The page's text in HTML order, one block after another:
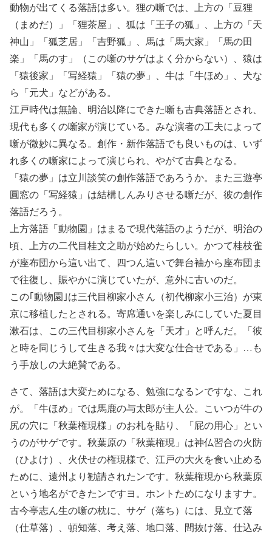
動物が出てくる落語は多い。狸の噺では、上方の「豆狸
（まめだ）」「狸茶屋」、狐は「王子の狐」、上方の「天
神山」「狐芝居」「吉野狐」、馬は「馬大家」「馬の田
楽」「馬のす」（この噺のサゲはよく分からない）、猿は
「猿後家」「写経猿」「猿の夢」、牛は「牛ほめ」、犬な
ら「元犬」などがある。
江戸時代は無論、明治以降にできた噺も古典落語とされ、
現代も多くの噺家が演じている。みな演者の工夫によって
噺が微妙に異なる。創作・新作落語でも良いものは、いず
れ多くの噺家によって演じられ、やがて古典となる。
「猿の夢」は立川談笑の創作落語であろうか。また三遊亭
圓窓の「写経猿」は結構しんみりさせる噺だが、彼の創作
落語だろう。
上方落語「動物園」はまるで現代落語のようだが、明治の
頃、上方の二代目桂文之助が始めたらしい。かつて桂枝雀
が座布団から這い出て、四つん這いで舞台袖から座布団ま
で往復し、賑やかに演じていたが、意外に古いのだ。
この｢動物園｣は三代目柳家小さん（初代柳家小三治）が東
京に移植したとされる。寄席通いを楽しみにしていた夏目
漱石は、この三代目柳家小さんを「天才」と呼んだ。「彼
と時を同じうして生きる我々は大変な仕合せである」…も
う手放しの大絶賛である。
さて、落語は大変ためになる、勉強になるンですな、これ
が。「牛ほめ」では馬鹿の与太郎が主人公。こいつが牛の
尻の穴に「秋葉権現様」のお札を貼り、「屁の用心」とい
うのがサゲです。秋葉原の「秋葉権現」は神仏習合の火防
（ひよけ）、火伏せの権現様で、江戸の大火を食い止める
ために、遠州より勧請されたンです。秋葉権現から秋葉原
という地名ができたンですヨ。ホントためになりますナ。
古今亭志ん生の噺の枕に、サゲ（落ち）には、見立て落
（仕草落）、頓知落、考え落、地口落、間抜け落、仕込み